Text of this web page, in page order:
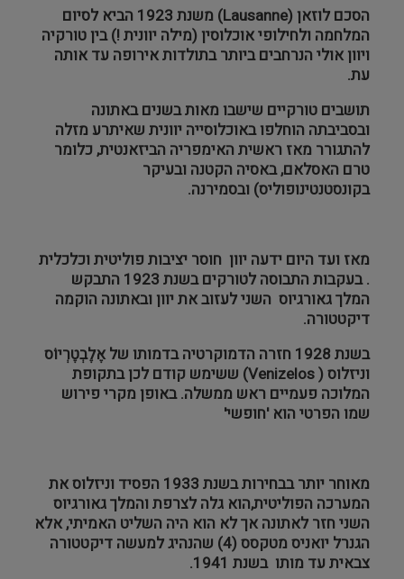
הסכם לוזאן (Lausanne
) משנת 1923 הביא לסיום
המלחמה ולחילופי אוכלוסין (מילה יוונית !) בין טורקיה
ויוון אולי הנרחבים ביותר בתולדות אירופה עד אותה
עת.
תושבים טורקיים שישבו מאות בשנים באתונה
ובסביבתה הוחלפו באוכלוסייה יוונית שאיתרע מזלה
להתגורר מאז ראשית האימפריה הביזאנטית, כלומר
טרם האסלאם, באסיה הקטנה ובעיקר
בקונסטנטינופוליס) ובסמירנה.
מאז ועד היום ידעה יוון חוסר יציבות פוליטית וכלכלית
. בעקבות התבוסה לטורקים בשנת 1923 התבקש
המלך גאורגיוס השני לעזוב את יוון ובאתונה הוקמה
דיקטטורה.
בשנת 1928 חזרה הדמוקרטיה בדמותו של אֶלֶבְטֶרְיוֹס
וניזלוס (Venizelos) ששימש קודם לכן בתקופת
המלוכה פעמיים ראש ממשלה. באופן מקרי פירוש
שמו הפרטי הוא 'חופשי'
מאוחר יותר בבחירות בשנת 1933 הפסיד וניזלוס את
המערכה הפוליטית,הוא גלה לצרפת והמלך גאורגיוס
השני חזר לאתונה אך לא הוא היה השליט האמיתי, אלא
הגנרל יואניס מטקסס (4) שהנהיג למעשה דיקטטורה
צבאית עד מותו בשנת 1941.